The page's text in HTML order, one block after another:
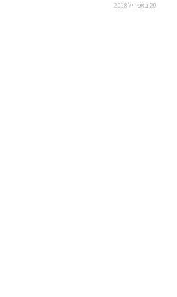
20 באפריל 2018